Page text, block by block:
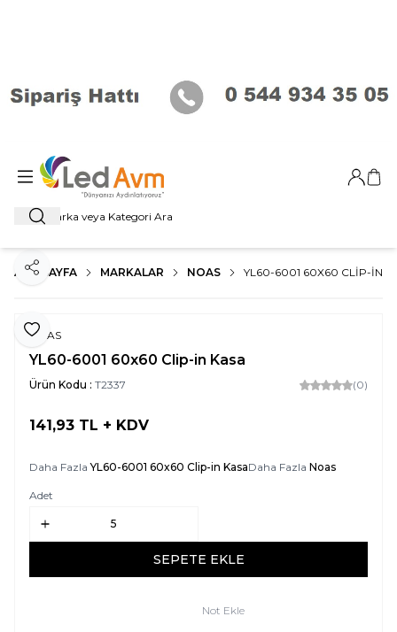
Ara
Giriş
ANA SAYFA MARKALAR NOAS YL60-6001 60X60 CLIP-IN
Favoriye Ekle
Paylaş
NOAS
YL60-6001 60x60 Clip-in Kasa
Ürün Kodu : T2337 (0)
141,93 TL + KDV
Daha FazlaYL60-6001 60x60 Clip-in KasaDaha Fazla Noas
Adet
SEPETE EKLE
Not Ekle